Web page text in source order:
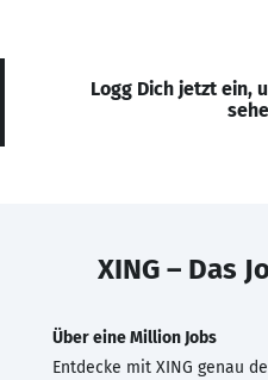
Logg Dich jetzt ein,
XING – Das
Über eine Million Jobs
Entdecke mit XING genau